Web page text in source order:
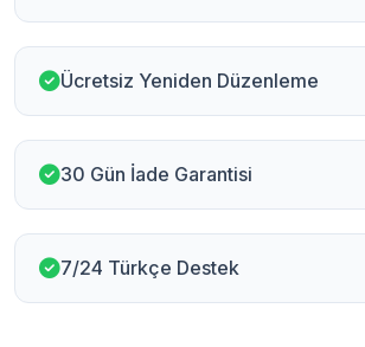
Ücretsiz Yeniden Düzenleme
30 Gün İade Garantisi
7/24 Türkçe Destek